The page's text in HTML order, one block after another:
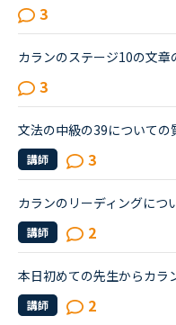
3
3
講師 3
講師 2
講師 2